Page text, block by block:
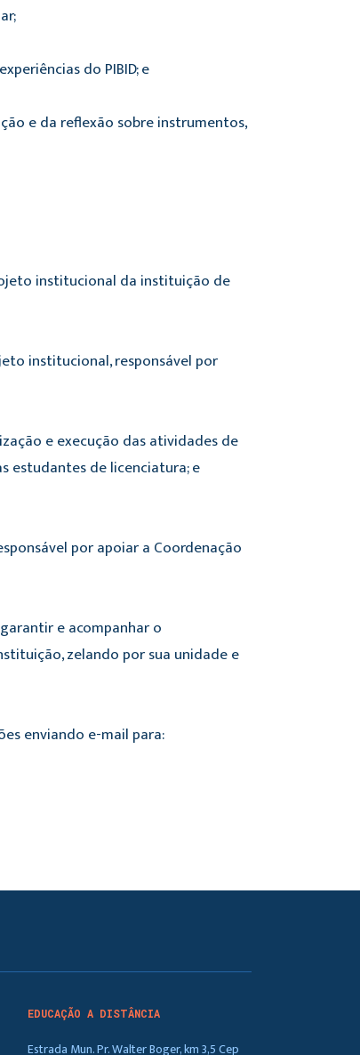
do PIBID; e
e da reflexão sobre instrumentos,
institucional da instituição de
institucional, responsável por
e execução das atividades de
estudantes de licenciatura; e
por apoiar a Coordenação
e acompanhar o
zelando por sua unidade e
enviando e-mail para:
EDUCAÇÃO A DISTÂNCIA
Estrada Mun. Pr. Walter Boger, km 3,5 Cep